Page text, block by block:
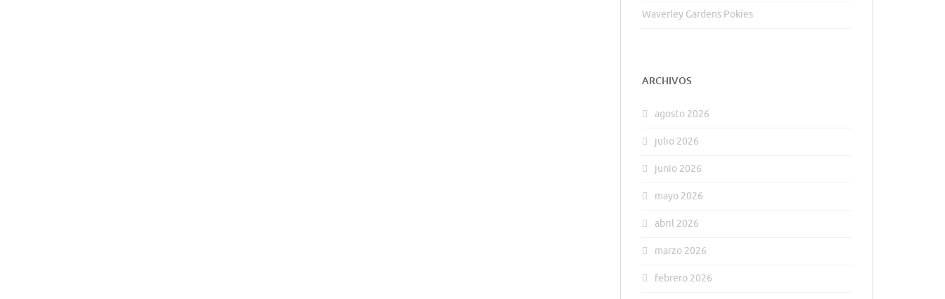
Waverley Gardens Pokies
ARCHIVOS
agosto 2026
julio 2026
junio 2026
mayo 2026
abril 2026
marzo 2026
febrero 2026